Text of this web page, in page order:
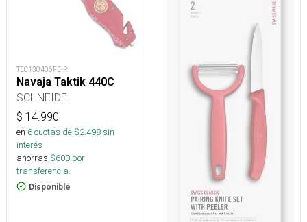
TEC130406FE-R
Navaja Taktik 440C
SCHNEIDE
$ 14.990
en 6cuotas de $2.498sin
interés
ahorras $600 por
transferencia.
Disponible